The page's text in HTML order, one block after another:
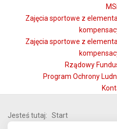
Zajęcia sportowe z
Zajęcia sportowe z
Rządowy
Program Ochrony
Jesteś tutaj: Start